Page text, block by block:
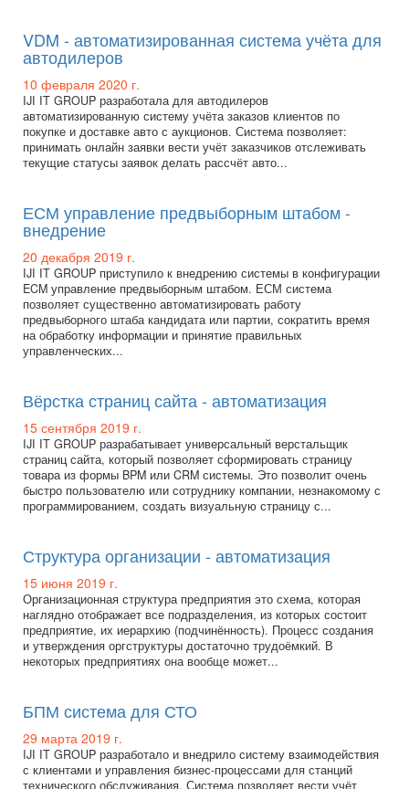
VDM - автоматизированная система учёта для
автодилеров
10 февраля 2020 г.
IJI IT GROUP разработала для автодилеров
автоматизированную систему учёта заказов клиентов по
покупке и доставке авто с аукционов. Система позволяет:
принимать онлайн заявки вести учёт заказчиков отслеживать
текущие статусы заявок делать рассчёт авто...
ЕСМ управление предвыборным штабом -
внедрение
20 декабря 2019 г.
IJI IT GROUP приступило к внедрению системы в конфигурации
ECM управление предвыборным штабом. ЕСМ система
позволяет существенно автоматизировать работу
предвыборного штаба кандидата или партии, сократить время
на обработку информации и принятие правильных
управленческих...
Вёрстка страниц сайта - автоматизация
15 сентября 2019 г.
IJI IT GROUP разрабатывает универсальный верстальщик
страниц сайта, который позволяет сформировать страницу
товара из формы BPM или CRM системы. Это позволит очень
быстро пользователю или сотруднику компании, незнакомому с
программированием, создать визуальную страницу с...
Структура организации - автоматизация
15 июня 2019 г.
Организационная структура предприятия это схема, которая
наглядно отображает все подразделения, из которых состоит
предприятие, их иерархию (подчинённость). Процесс создания
и утверждения оргструктуры достаточно трудоёмкий. В
некоторых предприятиях она вообще может...
БПМ система для СТО
29 марта 2019 г.
IJI IT GROUP разработало и внедрило систему взаимодействия
с клиентами и управления бизнес-процессами для станций
технического обслуживания. Система позволяет вести учёт